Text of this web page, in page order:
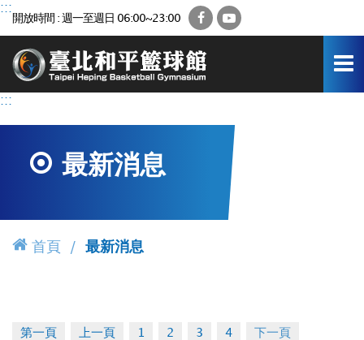
跳
容
:::
開放時間 : 週一至週日 06:00~23:00 FacebookYouTube
:::
最新消息
首頁 最新消息
第一頁 上一頁 1 2 3 4 下一頁